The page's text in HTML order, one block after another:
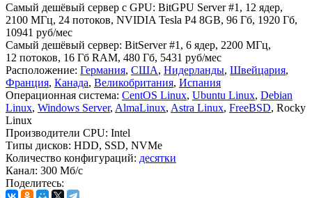
Самый дешёвый сервер с GPU: BitGPU Server #1, 12 ядер,
2100 МГц, 24 потоков, NVIDIA Tesla P4 8GB, 96 Гб, 1920 Гб,
10941 руб/мес
Самый дешёвый сервер: BitServer #1, 6 ядер, 2200 МГц,
12 потоков, 16 Гб RAM, 480 Гб, 5431 руб/мес
Расположение: Германия, США, Нидерланды, Швейцария,
Франция, Канада, Великобритания, Испания
Операционная система: CentOS Linux, Ubuntu Linux, Debian
Linux, Windows Server, AlmaLinux, Astra Linux, FreeBSD, Rocky
Linux
Производители CPU: Intel
Типы дисков: HDD, SSD, NVMe
Количество конфигураций: десятки
Канал: 300 Мб/с
Поделитесь: